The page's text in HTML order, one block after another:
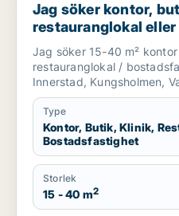
Jag söker kontor,
restauranglokal
salu i Stockholm
eller Vasastan m.fl.
Jag söker 15-40 m²
restauranglokal /
Innerstad, Kungsholmen,
Type
Kontor, Butik, Klinik,
Bostadsfastighet
Storlek
15 - 40 m2